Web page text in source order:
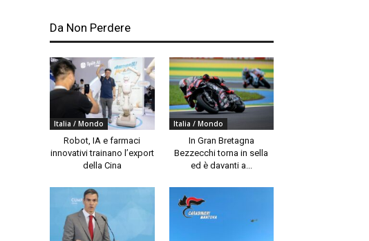
Da Non Perdere
Italia / Mondo
Robot, IA e farmaci
innovativi trainano l’export
della Cina
Italia / Mondo
In Gran Bretagna
Bezzecchi torna in sella
ed è davanti a...